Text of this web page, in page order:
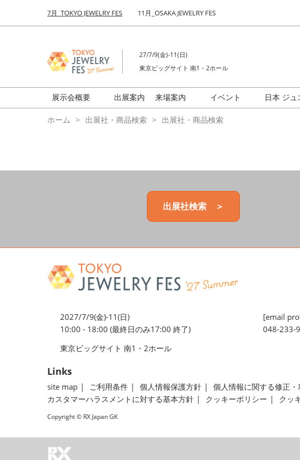
キ
し
て
む
to
7月_TOKYO JEWELRY FES 11月_OSAKA JEWELRY FES
27/7/9(金)-11(日)
東京ビッグサイト 南1・2ホール
展示会概要
前回来場者数
ミネラル&ストーンFES
出展案内
来場案内
会場の様子
イベント
日本 ジ
ホーム 出展社・商品検索 出展社・商品検索
出展社検索 ＞
2027/7/9(金)-11(日)
10:00 - 18:00 (最終日のみ17:00 終了)
東京ビッグサイト 南1・2ホール
[email
048-233-
Links
site map ご利用条件 個人情報保護方針 個人情報に関する修正
カスタマーハラスメントに対する基本方針
クッキーポリシー クッ
Copyright © RX Japan GK